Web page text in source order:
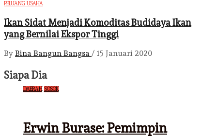
PELUANG USAHA
Ikan Sidat Menjadi Komoditas Budidaya Ikan
yang Bernilai Ekspor Tinggi
By Bina Bangun Bangsa / 15 Januari 2020
Siapa Dia
DAERAH SOSOK
Erwin Burase: Pemimpin